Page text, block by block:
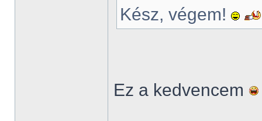
Kész, végem!
Ez a kedvencem